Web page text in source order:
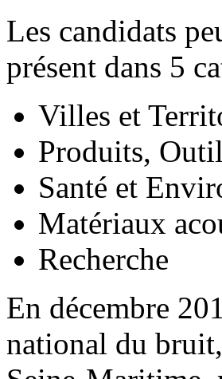
Les candidats
présent dans 5
Villes et
Produits,
Santé et
Matériaux
Recherche
En décembre
national du